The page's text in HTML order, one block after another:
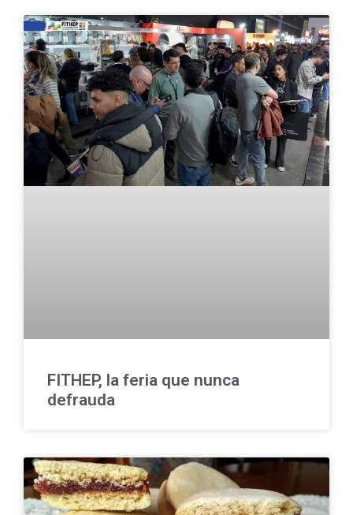
FITHEP, la feria que nunca
defrauda